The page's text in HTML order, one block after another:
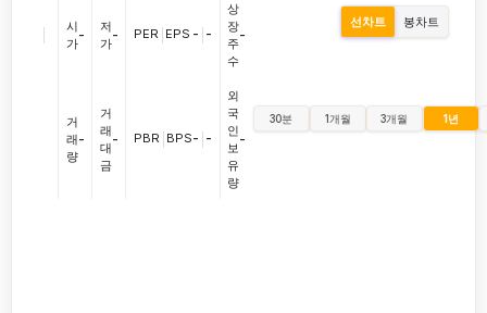
시
가
-
거
래
량
-
저
가
-
거
래
대
금
-
PER EPS - -
PBR BPS- -
상
장
주
수
-
외
국
인
보
유
량
-
선차트 봉차트
30분 1개월 3개월 1년